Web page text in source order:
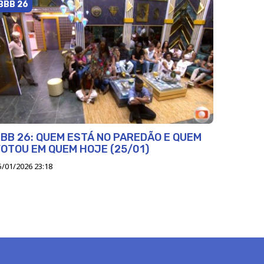
26
26: QUEM ESTÁ NO PAREDÃO E QUEM
EM QUEM HOJE (25/01)
01/2026 23:18